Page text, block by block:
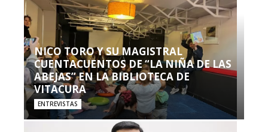
NICO TORO Y SU MAGISTRAL
CUENTACUENTOS DE “LA NIÑA DE LAS
ABEJAS” EN LA BIBLIOTECA DE
VITACURA
ENTREVISTAS